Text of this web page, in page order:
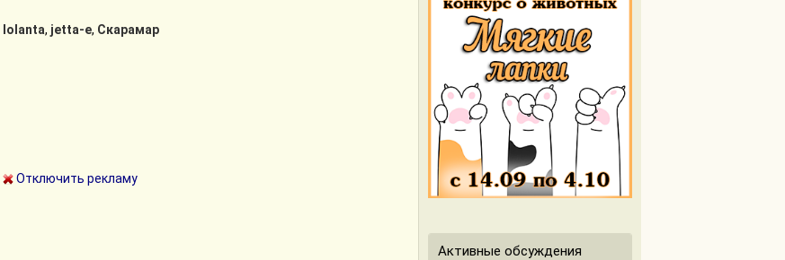
Iolanta, jetta-e, Скарамар
Отключить рекламу
Активные обсуждения